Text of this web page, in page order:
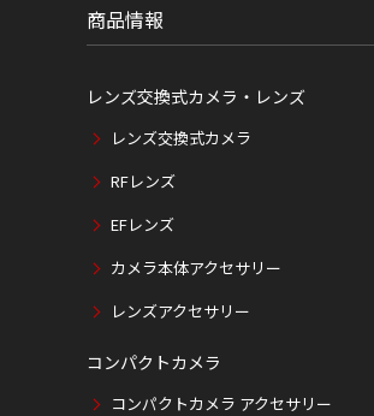
商品情報
レンズ交換式カメラ・レンズ
レンズ交換式カメラ
RFレンズ
EFレンズ
カメラ本体アクセサリー
レンズアクセサリー
コンパクトカメラ
コンパクトカメラ アクセサリー